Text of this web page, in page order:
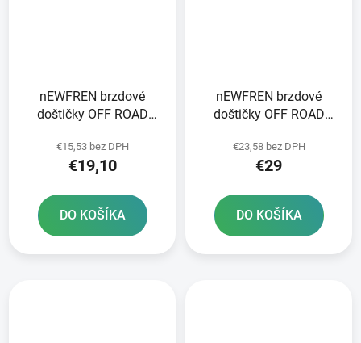
nEWFREN brzdové
doštičky OFF ROAD
balení
€15,53 bez DPH
€19,10
DO KOŠÍKA
nEWFREN brzdové
doštičky OFF ROAD
balení
€23,58 bez DPH
€29
DO KOŠÍKA